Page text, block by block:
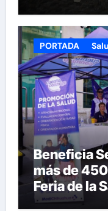
PORTADA
Beneficia
más de
Feria de la
Armas